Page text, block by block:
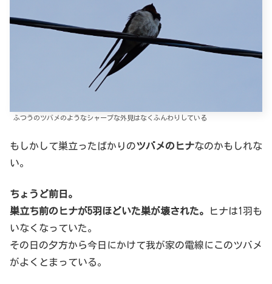
ふつうのツバメのようなシャープな外見はなくふんわりしている
もしかして巣立ったばかりのツバメのヒナなのかもしれな
い。
ちょうど前日。
巣立ち前のヒナが5羽ほどいた巣が壊された。
ヒナは1羽も
いなくなっていた。
その日の夕方から今日にかけて我が家の電線にこのツバメ
がよくとまっている。